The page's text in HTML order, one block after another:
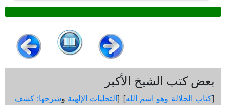
بعض كتب الشيخ الأكبر
[كتاب الجلالة وهو اسم الله] [التجليات الإلهية وشرحها: كشف